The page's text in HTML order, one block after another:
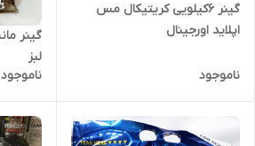
گینر ۶کیلویی کریتیکال مس
اپلاید اورجینال
ناموجود
لبز
ناموجود